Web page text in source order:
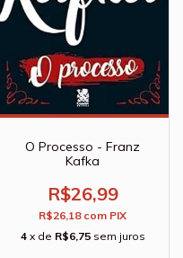
O Processo - Franz
Kafka
R$26,99
R$26,18 com PIX
4 x de R$6,75 sem juros